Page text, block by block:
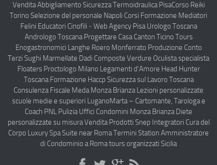
Industria
Notizie Italia
Aeronautica Civile
Aeronautica Militare
Aeroporti
Compagnie Aeree
Forze Aeree
Incidenti e inconvenienti aerei
Industria
Vendita Abbigliamento SicurezzaTermoidraulica PisaCorso Reiki
Torino Selezione del personale Napoli Corsi Formazione Mediatori
Felini Educatori Cinofili - Web Agency Pisa Urologo Toscana
Andrologo Toscana Progettare Casa Canton Ticino Tours
Enogastronomici Langhe Roero Monferrato Produzione Conto
Terzi Sughi Marmellate Dadi Composte Verdure Oculista specialista
Floaters Proctologo Milano Legamenti d'Amore Head Hunter
Toscana Formazione Haccp Sicurezza sul Lavoro Toscana
Consulenza Fiscale Meda Monza Brianza Lezioni personalizzate
scuole medie e superiori LuganoMarta – Cartomante, Tarologa e
Coach PNL Pulizia Uffici Condomini Monza Brianza Diete
personalizzate su misuraVendita Prodotti Snep Integratori Cura del
Corpo Luxury Spa Suite near Roma Termini Station Amministratore
di Condominio a Romatours organizzati Sicilia